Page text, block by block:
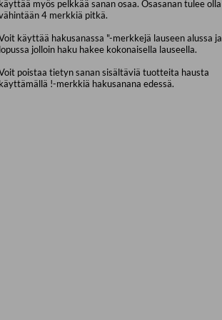
käyttää myös pelkkää sanan osaa. Osasanan tulee olla
4 merkkiä pitkä.
käyttää hakusanassa "-merkkejä lauseen alussa ja
lopussa jolloin haku hakee kokonaisella lauseella.
poistaa tietyn sanan sisältäviä tuotteita hausta
käyttämällä !-merkkiä hakusanana edessä.